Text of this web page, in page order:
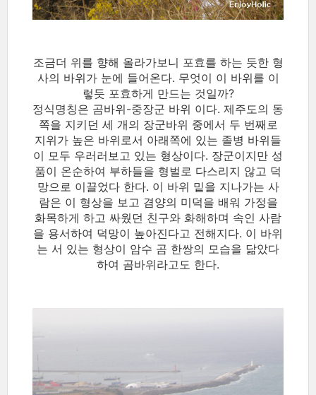
조금더 위를 향해 올라가보니 포효를 하는 듯한 형
사의 바위가 눈에 들어온다. 무엇이 이 바위를 이
렇듯 포효하게 만드는 것일까?
정식명칭은 곰바위-중장군 바위 이다. 제주도의 동
쪽을 지키던 세 개의 장군바위 중에서 두 번째로
지위가 높은 바위로서 아래쪽에 있는 졸병 바위들
이 모두 우러러보고 있는 형상이다. 장군이지만 성
품이 온순하여 부하들을 형벌로 다스리지 않고 덕
망으로 이끌었다 한다. 이 바위 밑을 지나가는 사
람은 이 형상을 보고 겸양의 미덕을 배워 가정을
화목하게 하고 싸웠던 친구와 화해하며 속인 사람
을 용서하여 덕망이 높아진다고 전해지다. 이 바위
는 서 있는 형상이 암수 곰 한쌍의 모습을 닮았다
하여 곰바위라고도 한다.